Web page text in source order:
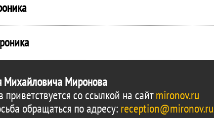
Михайловича Миронова
со ссылкой на сайтmironov.ru
обращаться по адресу:reception@mironov.ru